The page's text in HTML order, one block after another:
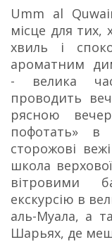
Umm al
місце для тих,
хвиль і
ароматним
- велика
проводить
рясною
пофотать» в
сторожові
школа
вітровими
екскурсію в
аль-Муала, а
Шарьях, де